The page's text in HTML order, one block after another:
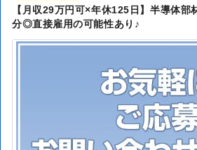
【月収29万円可×年休125日】半導体
分◎直接雇用の可能性あり♪